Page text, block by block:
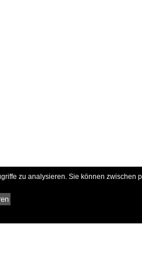
zu analysieren. Sie können